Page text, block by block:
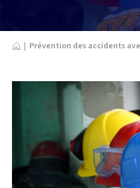
Home
| Prévention des accidents